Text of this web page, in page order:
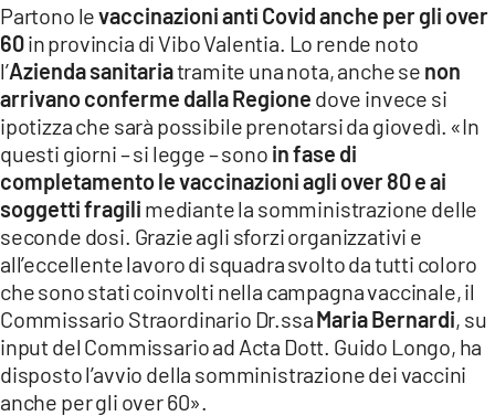
LACPLAY.IT
LACTV.IT
LACONAIR.IT
LACITYMAG.IT
ILREGGINO.IT
COSENZACHANNEL.IT
ILVIBONESE.IT
CATANZAROCHANNEL.IT
LACAPITALENEWS.IT
Partono levaccinazioni anti Covid anche per gli over
60in provincia di Vibo Valentia. Lo rende noto
l’Azienda sanitariatramite una nota, anche se non
arrivano conferme dalla Regione dove invece si
ipotizza che sarà possibile prenotarsi da giovedì. «In
questi giorni – si legge – sono in fase di
completamento le vaccinazioni agli over 80 e ai
soggetti fragili mediante la somministrazione delle
seconde dosi. Grazie agli sforzi organizzativi e
all’eccellente lavoro di squadra svolto da tutti coloro
che sono stati coinvolti nella campagna vaccinale, il
Commissario Straordinario Dr.ssaMaria Bernardi, su
input del Commissario ad Acta Dott. Guido Longo, ha
disposto l’avvio della somministrazione dei vaccini
anche per gli over 60».